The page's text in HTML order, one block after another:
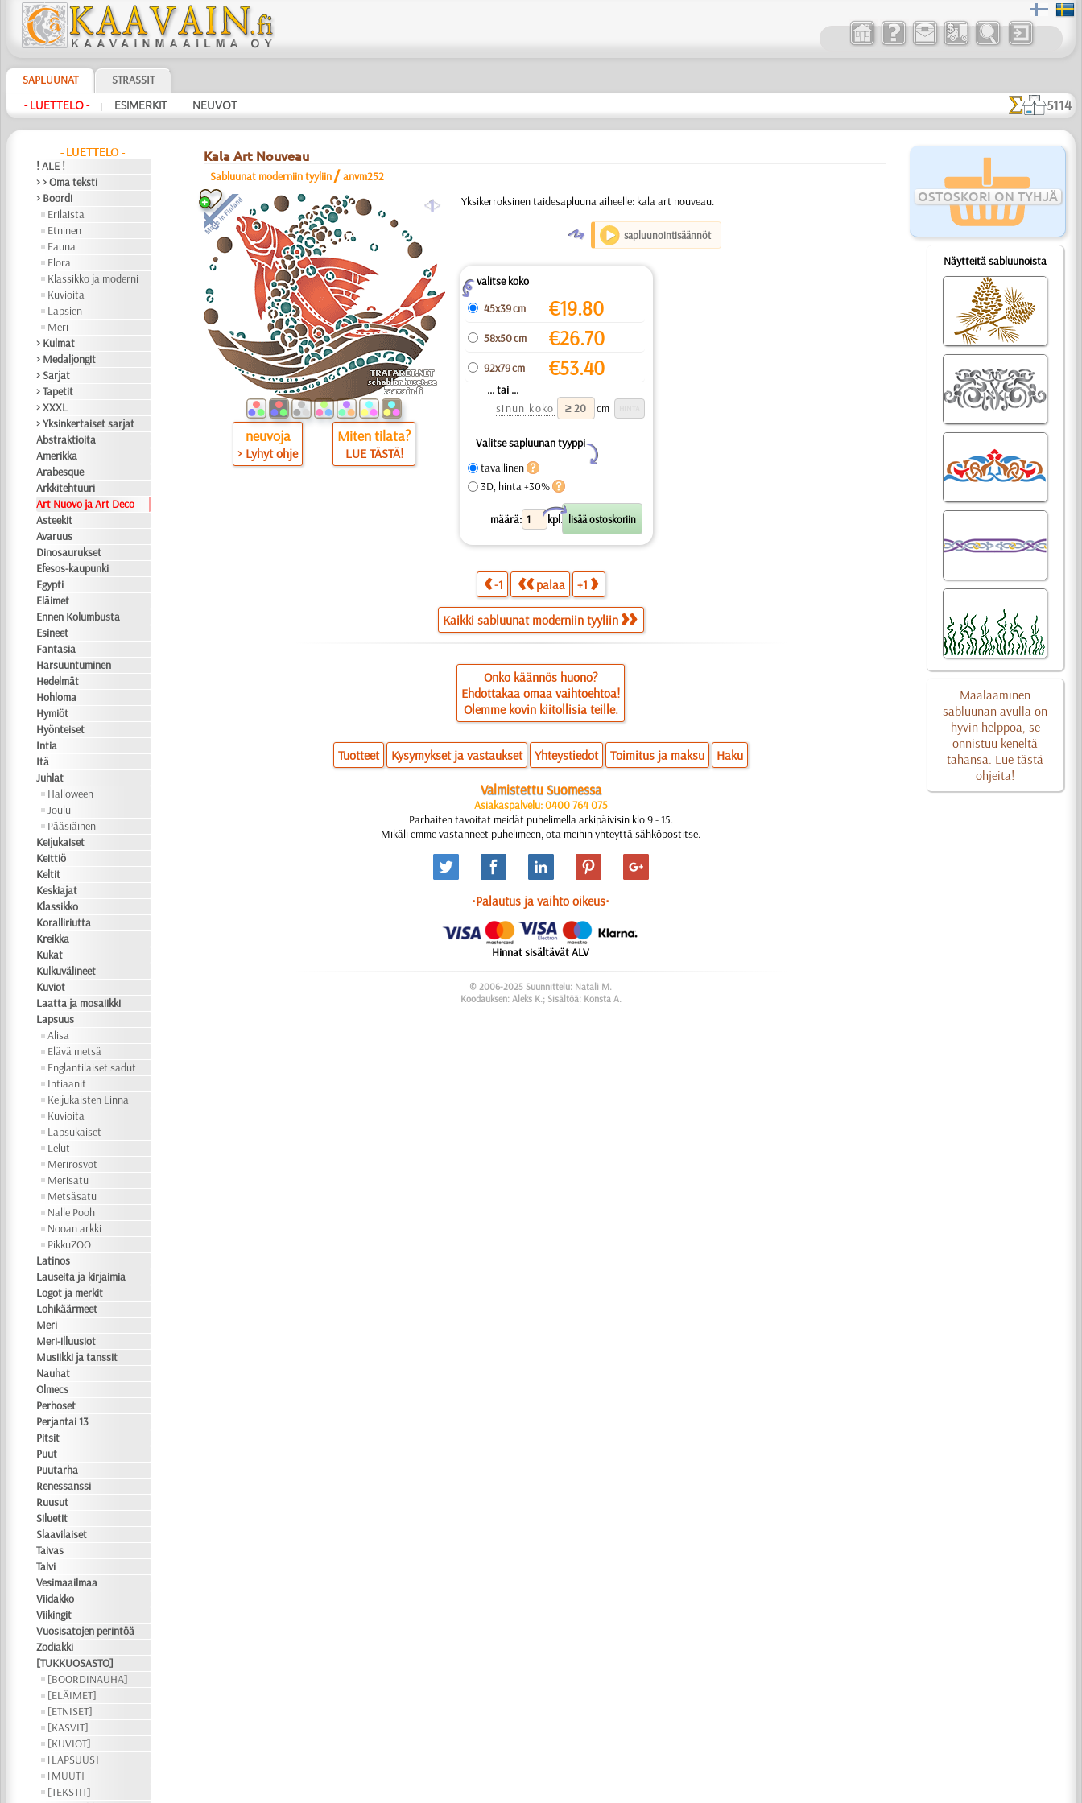
SAPLUUNAT STRASSIT
- LUETTELO - | ESIMERKIT | NEUVOT | 5114
- LUETTELO -
! ALE !
> > Oma teksti
> Boordi
Erilaista
Etninen
Fauna
Flora
Klassikko ja moderni
Kuvioita
Lapsien
Meri
> Kulmat
> Medaljongit
> Sarjat
> Tapetit
> XXXL
> Yksinkertaiset sarjat
Abstraktioita
Amerikka
Arabesque
Arkkitehtuuri
Art Nuovo ja Art Deco
Asteekit
Avaruus
Dinosaurukset
Efesos-kaupunki
Egypti
Eläimet
Ennen Kolumbusta
Esineet
Fantasia
Harsuuntuminen
Hedelmät
Hohloma
Hymiöt
Hyönteiset
Intia
Itä
Juhlat
Halloween
Joulu
Pääsiäinen
Keijukaiset
Keittiö
Keltit
Keskiajat
Klassikko
Koralliriutta
Kreikka
Kukat
Kulkuvälineet
Kuviot
Laatta ja mosaiikki
Lapsuus
Alisa
Elävä metsä
Englantilaiset sadut
Intiaanit
Keijukaisten Linna
Kuvioita
Lapsukaiset
Lelut
Merirosvot
Merisatu
Metsäsatu
Nalle Pooh
Nooan arkki
PikkuZOO
Latinos
Lauseita ja kirjaimia
Logot ja merkit
Lohikäärmeet
Meri
Meri-illuusiot
Musiikki ja tanssit
Nauhat
Olmecs
Perhoset
Perjantai 13
Pitsit
Puut
Puutarha
Renessanssi
Ruusut
Siluetit
Slaavilaiset
Taivas
Talvi
Vesimaailmaa
Viidakko
Viikingit
Vuosisatojen perintöä
Zodiakki
[TUKKUOSASTO]
[BOORDINAUHA]
[ELÄIMET]
[ETNISET]
[KASVIT]
[KUVIOT]
[LAPSUUS]
[MUUT]
[TEKSTIT]
OSTOSKORI ON TYHJÄ
Näytteitä sabluunoista
Maalaaminen
sabluunan avulla on
hyvin helppoa, se
onnistuu keneltä
tahansa. Lue tästä
ohjeita!
Kala Art Nouveau
Sabluunat moderniin tyyliin /anvm252
a
neuvoja
> Lyhyt ohje
Miten tilata?
LUE TÄSTÄ!
Yksikerroksinen taidesapluuna aiheelle: kala art nouveau.
O sapluunointisäännöt
Zvalitse koko
45x39 cm
€19.80
58x50 cm €26.70
92x79 cm €53.40
... tai ...
sinun koko
cm
Valitse sapluunan tyyppi
Y
tavallinen
3D, hinta +30%
määrä: kpl.
X
-1 palaa +1
Kaikki sabluunat moderniin tyyliin
Onko käännös huono?
Ehdottakaa omaa vaihtoehtoa!
Olemme kovin kiitollisia teille.
Tuotteet Kysymykset ja vastaukset Yhteystiedot Toimitus ja maksu Haku
Valmistettu Suomessa
Asiakaspalvelu: 0400 764 075
Parhaiten tavoitat meidät puhelimella arkipäivisin klo 9 - 15.
Mikäli emme vastanneet puhelimeen, ota meihin yhteyttä sähköpostitse.
•Palautus ja vaihto oikeus•
Hinnat sisältävät ALV
© 2006-2025 Suunnittelu: Natali M.
Koodauksen: Aleks K.; Sisältöä: Konsta A.